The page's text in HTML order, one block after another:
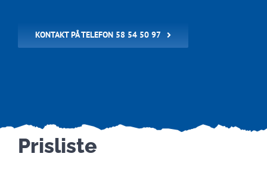
KONTAKT PÅ TELEFON 58 54 50 97
Prisliste